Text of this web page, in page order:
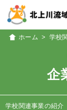
ホーム > 学校
企
学校関連事業の紹介